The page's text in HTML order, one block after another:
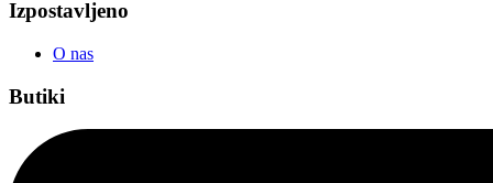
Izpostavljeno
O nas
Butiki